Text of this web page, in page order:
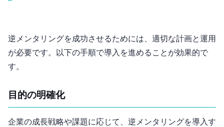
逆メンタリングを成功させるためには、適切な計画と運用
が必要です。以下の手順で導入を進めることが効果的で
す。
目的の明確化
企業の成長戦略や課題に応じて、逆メンタリングを導入す